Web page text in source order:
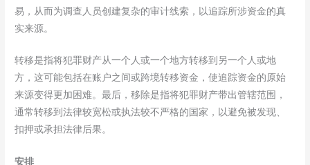
易，从而为调查人员创建复杂的审计线索，以追踪所涉资金的真
实来源。
转移是指将犯罪财产从一个人或一个地方转移到另一个人或地
方，这可能包括在账户之间或跨境转移资金，使追踪资金的原始
来源变得更加困难。最后，移除是指将犯罪财产带出管辖范围，
通常转移到法律较宽松或执法较不严格的国家，以避免被发现、
扣押或承担法律后果。
安排